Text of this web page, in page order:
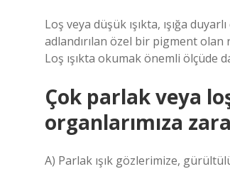
Loş veya düşük ışıkta, ışığa
adlandırılan özel bir pigment olan
Loş ışıkta okumak önemli ölçüde
Çok parlak veya
organlarımıza
A) Parlak ışık gözlerimize,